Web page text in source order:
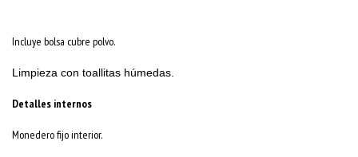
Incluye bolsa cubre polvo.
Limpieza con toallitas húmedas.
Detalles internos
Monedero fijo interior.